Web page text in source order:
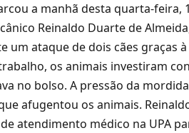
a manhã desta quarta-feira,
Reinaldo Duarte de
ataque de dois cães graças à
os animais investiram
no bolso. A pressão da
afugentou os animais.
atendimento médico na UPA